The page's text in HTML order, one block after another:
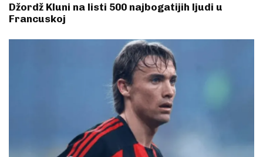
Džordž Kluni na listi 500 najbogatijih ljudi u
Francuskoj